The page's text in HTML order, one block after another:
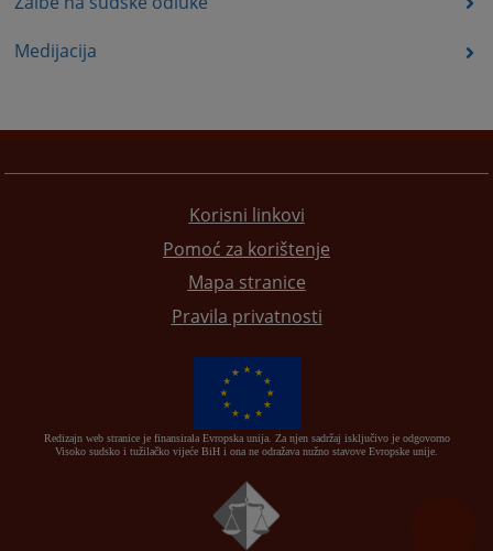
Medijacija
Korisni linkovi
Pomoć za korištenje
Mapa stranice
Pravila privatnosti
Redizajn web stranice je finansirala Evropska unija. Za njen sadržaj isključivo je odgovorno
Visoko sudsko i tužilačko vijeće BiH i ona ne odražava nužno stavove Evropske unije.